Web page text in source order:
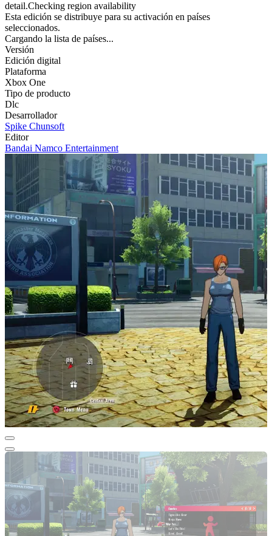
detail.Checking region availability
Esta edición se distribuye para su activación en países
seleccionados.
Cargando la lista de países...
Versión
Edición digital
Plataforma
Xbox One
Tipo de producto
Dlc
Desarrollador
Spike Chunsoft
Editor
Bandai Namco Entertainment